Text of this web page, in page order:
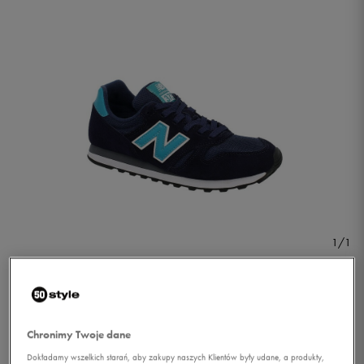
1/1
NEW BALANCE
Chronimy Twoje dane
Dokładamy wszelkich starań, aby zakupy naszych Klientów były udane, a produkty,